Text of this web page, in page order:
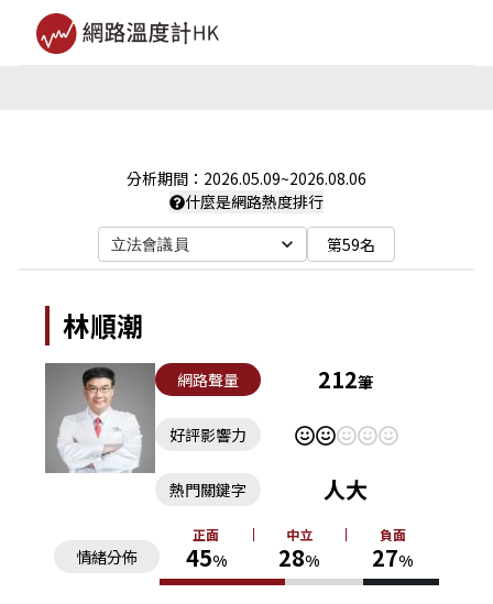
分析期間： 2026.05.09~2026.08.06
什麼是網路熱度排行
立法會議員 第59名
林順潮
網路聲量 212筆
好評影響力
情緒分佈
正面
45%
中立
28%
負面
27%
熱門關鍵字 人大